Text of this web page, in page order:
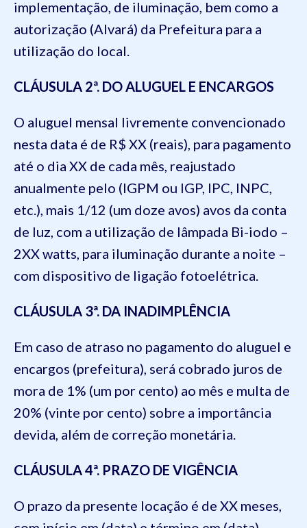
implementação, de iluminação, bem como a
autorização (Alvará) da Prefeitura para a
utilização do local.
CLÁUSULA 2ª. DO ALUGUEL E ENCARGOS
O aluguel mensal livremente convencionado
nesta data é de R$ XX (reais), para pagamento
até o dia XX de cada mês, reajustado
anualmente pelo (IGPM ou IGP, IPC, INPC,
etc.), mais 1/12 (um doze avos) avos da conta
de luz, com a utilização de lâmpada Bi-iodo –
2XX watts, para iluminação durante a noite –
com dispositivo de ligação fotoelétrica.
CLÁUSULA 3ª. DA INADIMPLÊNCIA
Em caso de atraso no pagamento do aluguel e
encargos (prefeitura), será cobrado juros de
mora de 1% (um por cento) ao mês e multa de
20% (vinte por cento) sobre a importância
devida, além de correção monetária.
CLÁUSULA 4ª. PRAZO DE VIGÊNCIA
O prazo da presente locação é de XX meses,